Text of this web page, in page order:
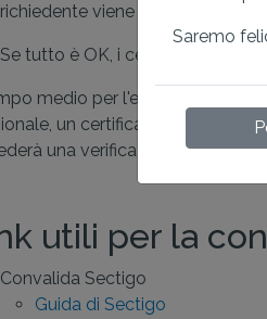
richiedente viene fornito un
Se tutto è OK, i certificati OV
medio per l'emissione di un
un certificato OV può
una verifica aggiuntiva
utili per la
Convalida Sectigo
Guida di Sectigo
Saremo